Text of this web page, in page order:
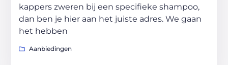
kappers zweren bij een specifieke shampoo,
dan ben je hier aan het juiste adres. We gaan
het hebben
Aanbiedingen